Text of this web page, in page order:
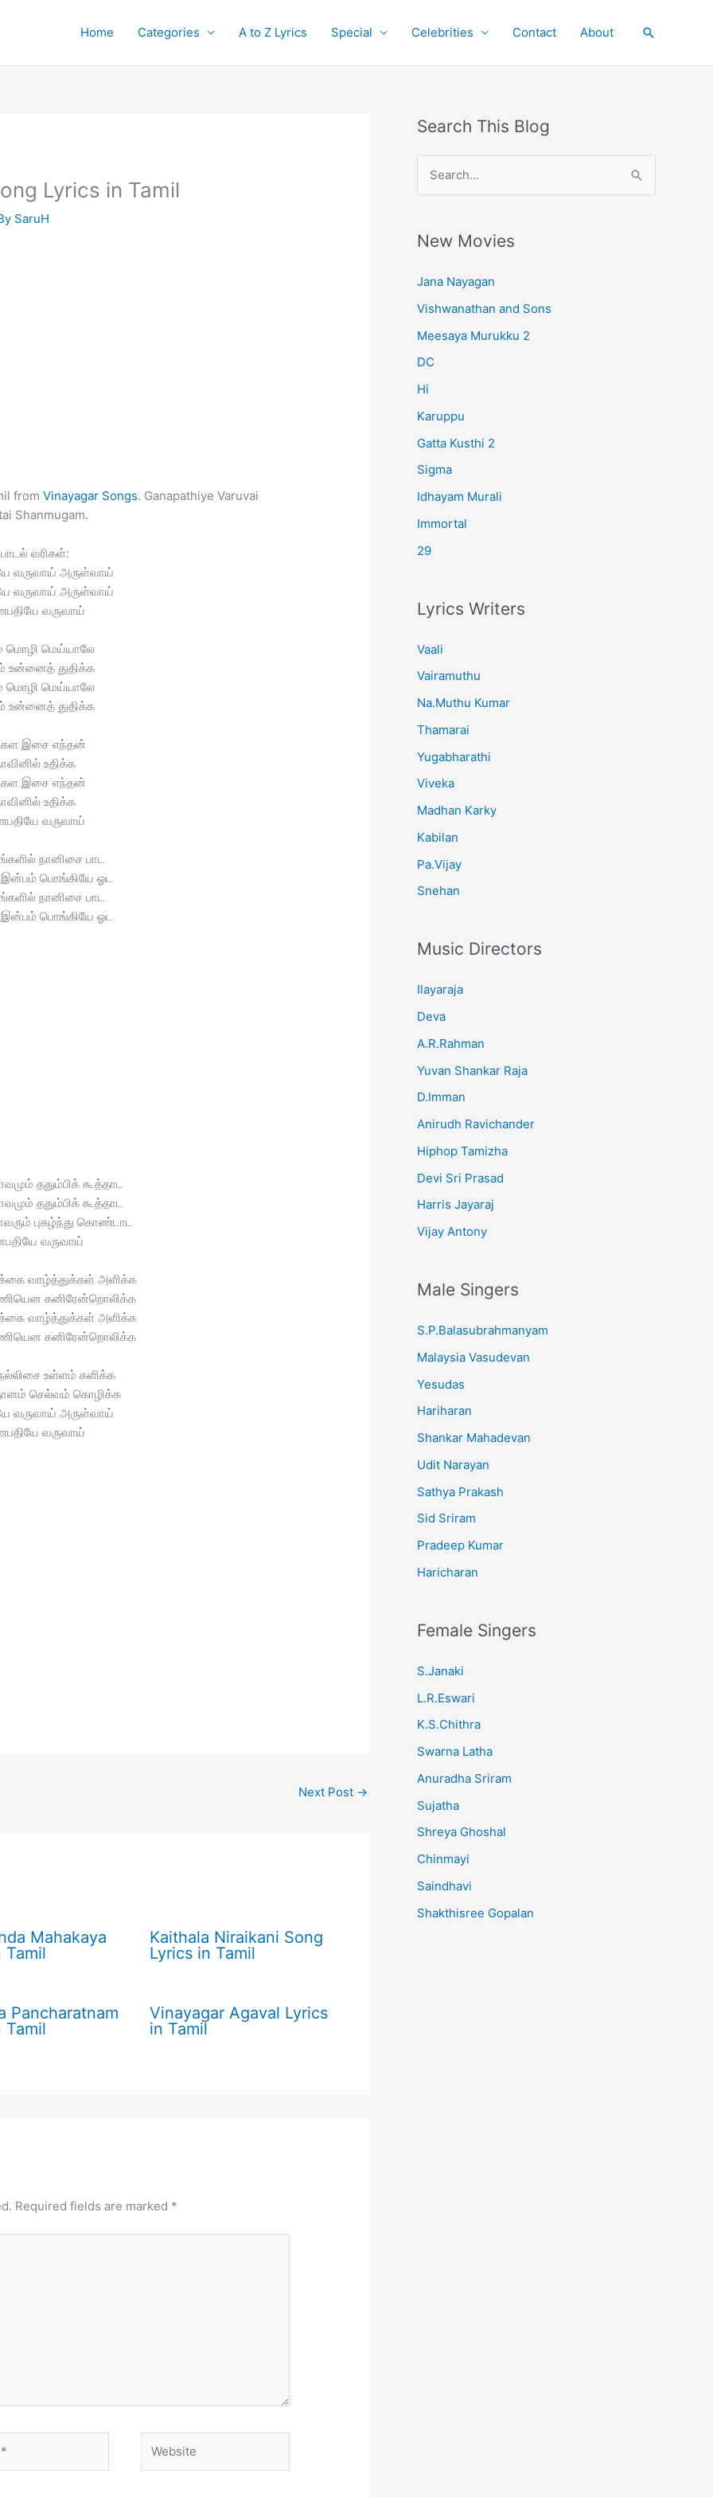
Home Categories A to Z Lyrics Special Celebrities Contact About Search
Lyrics in Tamil
SaruH
fromVinayagar Songs. Ganapathiye Varuvai
Shanmugam.
பாடல் வரிகள்:
வருவாய் அருள்வாய்
வருவாய் அருள்வாய்
வருவாய்
மொழி மெய்யாலே
உன்னைத் துதிக்க
மொழி மெய்யாலே
உன்னைத் துதிக்க
இசை எந்தன்
உதிக்க
இசை எந்தன்
உதிக்க
வருவாய்
நானிசை பாட
இன்பம் பொங்கியே ஓட
நானிசை பாட
இன்பம் பொங்கியே ஓட
ததும்பிக் கூத்தாட
ததும்பிக் கூத்தாட
புகழ்ந்து கொண்டாட
வருவாய்
வாழ்த்துக்கள் அளிக்க
கனிரேன்றொலிக்க
வாழ்த்துக்கள் அளிக்க
கனிரேன்றொலிக்க
உள்ளம் களிக்க
செல்வம் கொழிக்க
வருவாய் அருள்வாய்
வருவாய்
Next Post →
Mahakaya
Tamil
Kaithala Niraikani Song
Lyrics in Tamil
Pancharatnam
Tamil
Vinayagar Agaval Lyrics
in Tamil
Required fields are marked *
Search This Blog
r
h
f
o
r
:
New Movies
Jana Nayagan
Vishwanathan and Sons
Meesaya Murukku 2
DC
Hi
Karuppu
Gatta Kusthi 2
Sigma
Idhayam Murali
Immortal
29
Lyrics Writers
Vaali
Vairamuthu
Na.Muthu Kumar
Thamarai
Yugabharathi
Viveka
Madhan Karky
Kabilan
Pa.Vijay
Snehan
Music Directors
Ilayaraja
Deva
A.R.Rahman
Yuvan Shankar Raja
D.Imman
Anirudh Ravichander
Hiphop Tamizha
Devi Sri Prasad
Harris Jayaraj
Vijay Antony
Male Singers
S.P.Balasubrahmanyam
Malaysia Vasudevan
Yesudas
Hariharan
Shankar Mahadevan
Udit Narayan
Sathya Prakash
Sid Sriram
Pradeep Kumar
Haricharan
Female Singers
S.Janaki
L.R.Eswari
K.S.Chithra
Swarna Latha
Anuradha Sriram
Sujatha
Shreya Ghoshal
Chinmayi
Saindhavi
Shakthisree Gopalan